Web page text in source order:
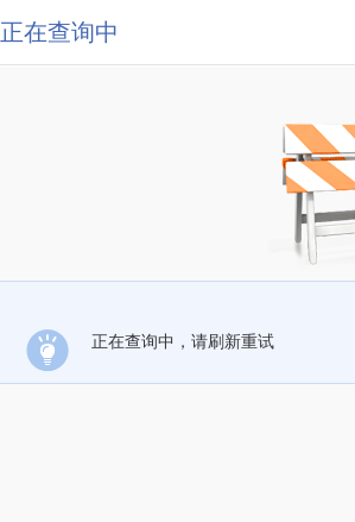
正在查询中
正在查询中，请刷新重试